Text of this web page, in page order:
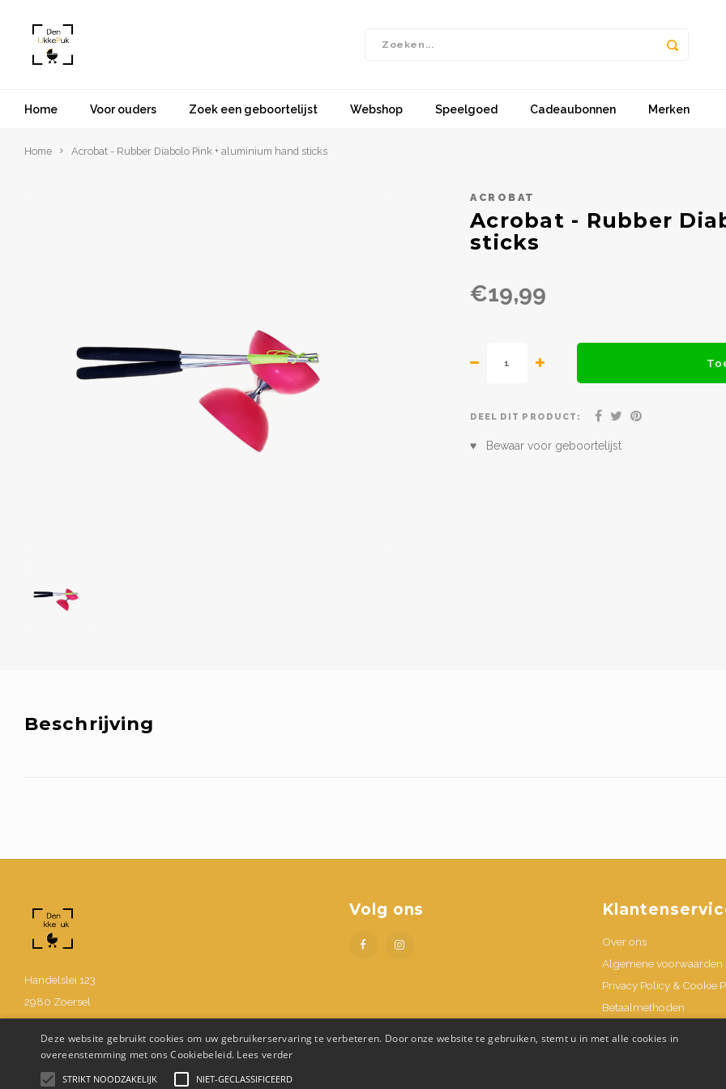
Home Voor ouders Zoek een geboortelijst Webshop Speelgoed Cadeaubonnen Merken
Home Acrobat - Rubber Diabolo Pink + aluminium hand sticks
ACROBAT
Acrobat - Rubber
sticks
€19,99
DEEL DIT PRODUCT:
♥ Bewaar voor geboortelijst
Beschrijving
Handelslei 123
2980 Zoersel
03 302 48 58
Volg ons
Over ons
Algemene voorwaarden
Privacy Policy & Cookie
Betaalmethoden
Deze website gebruikt cookies om uw gebruikerservaring te verbeteren. Door onze website te gebruiken, stemt u in met alle cookies in
overeenstemming met ons Cookiebeleid. Lees verder
STRIKT NOODZAKELIJK NIET-GECLASSIFICEERD